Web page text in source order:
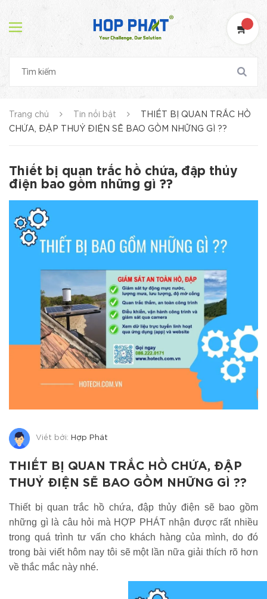
Trang chủ Tin nổi bật
THIẾT BỊ QUAN TRẮC HỒ
CHỨA, ĐẬP THUỶ ĐIỆN SẼ BAO GỒM NHỮNG GÌ ??
Thiết bị quan trắc hồ chứa, đập thủy
điện bao gồm những gì ??
Viết bởi: Hợp Phát
THIẾT BỊ QUAN TRẮC HỒ CHỨA, ĐẬP
THUỶ ĐIỆN SẼ BAO GỒM NHỮNG GÌ ??
Thiết bị quan trắc hồ chứa, đập thủy điện sẽ bao gồm
những gì là câu hỏi mà HỢP PHÁT nhận được rất nhiều
trong quá trình tư vấn cho khách hàng của mình, do đó
trong bài viết hôm nay tôi sẽ một lần nữa giải thích rõ hơn
về thắc mắc này nhé.